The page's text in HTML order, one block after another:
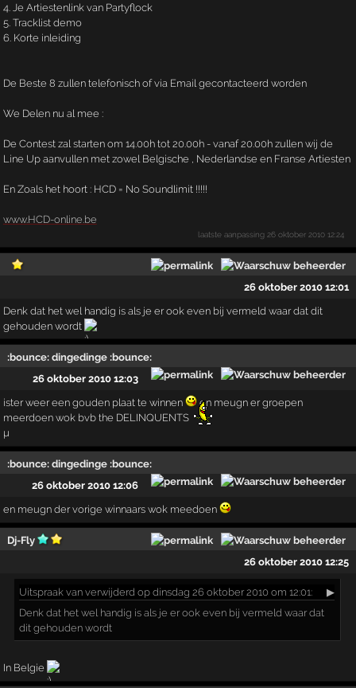
4. Je Artiestenlink van Partyflock
5. Tracklist demo
6. Korte inleiding
De Beste 8 zullen telefonisch of via Email gecontacteerd worden
We Delen nu al mee :
De Contest zal starten om 14.00h tot 20.00h - vanaf 20.00h zullen wij de
Line Up aanvullen met zowel Belgische , Nederlandse en Franse Artiesten
En Zoals het hoort : HCD = No Soundlimit !!!!!
www.HCD-online.be
laatste aanpassing 26 oktober 2010 12:24
26 oktober 2010 12:01
Denk dat het wel handig is als je er ook even bij vermeld waar dat dit
gehouden wordt
:bounce: dingedinge :bounce:
26 oktober 2010 12:03
ister weer een gouden plaat te winnen
en meugn er groepen
meerdoen wok bvb the DELINQUENTS
µ
:bounce: dingedinge :bounce:
26 oktober 2010 12:06
en meugn der vorige winnaars wok meedoen
Dj-Fly
26 oktober 2010 12:25
Uitspraak van verwijderd op dinsdag 26 oktober 2010 om 12:01:
▶
Denk dat het wel handig is als je er ook even bij vermeld waar dat
dit gehouden wordt
In Belgie